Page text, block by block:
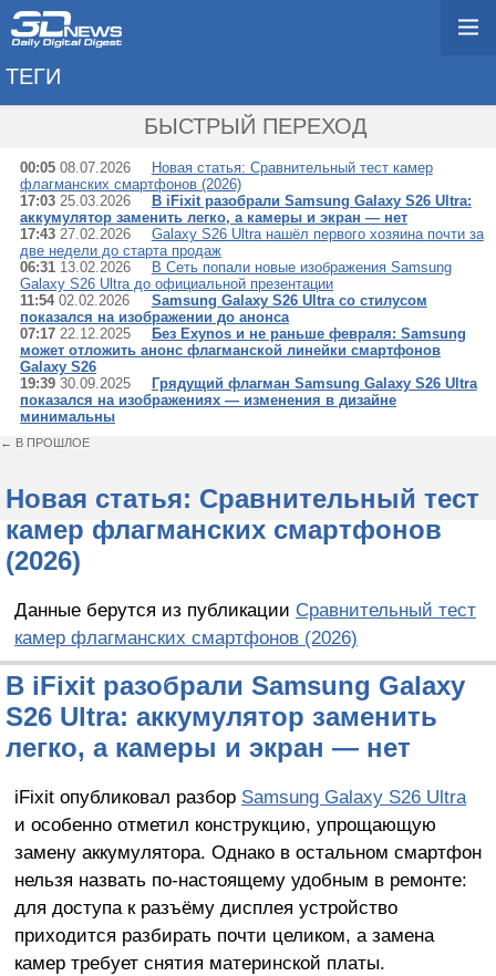
ТЕГИ
БЫСТРЫЙ ПЕРЕХОД
00:05 08.07.2026
Новая статья: Сравнительный тест камер
флагманских смартфонов (2026)
17:03 25.03.2026
В iFixit разобрали Samsung Galaxy S26 Ultra:
аккумулятор заменить легко, а камеры и экран — нет
17:43 27.02.2026
Galaxy S26 Ultra нашёл первого хозяина почти за
две недели до старта продаж
06:31 13.02.2026
В Сеть попали новые изображения Samsung
Galaxy S26 Ultra до официальной презентации
11:5402.02.2026
Samsung Galaxy S26 Ultra со стилусом
показался на изображении до анонса
07:17 22.12.2025
Без Exynos и не раньше февраля: Samsung
может отложить анонс флагманской линейки смартфонов
Galaxy S26
19:39 30.09.2025
Грядущий флагман Samsung Galaxy S26 Ultra
показался на изображениях — изменения в дизайне
минимальны
← В ПРОШЛОЕ
Новая статья: Сравнительный тест
камер флагманских смартфонов
(2026)
Данные берутся из публикации Сравнительный тест
камер флагманских смартфонов (2026)
В iFixit разобрали Samsung Galaxy
S26 Ultra: аккумулятор заменить
легко, а камеры и экран — нет
iFixit опубликовал разбор Samsung Galaxy S26 Ultra
и особенно отметил конструкцию, упрощающую
замену аккумулятора. Однако в остальном смартфон
нельзя назвать по-настоящему удобным в ремонте:
для доступа к разъёму дисплея устройство
приходится разбирать почти целиком, а замена
камер требует снятия материнской платы.